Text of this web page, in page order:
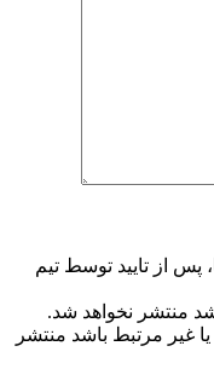
از تایید توسط تیم
منتشر نخواهد شد.
غیر مرتبط باشد منتشر